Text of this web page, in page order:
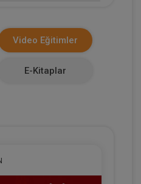
Video Eğitimler
E-Kitaplar